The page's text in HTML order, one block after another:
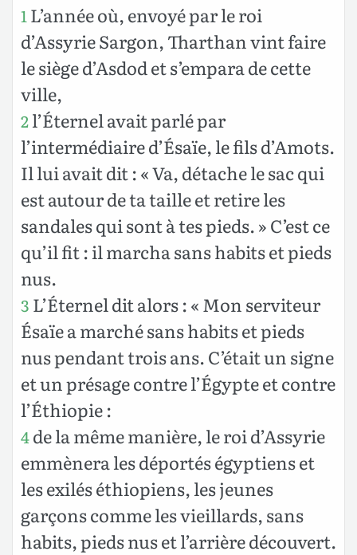
1 L’année où, envoyé par le roi
d’Assyrie Sargon, Tharthan vint faire
le siège d’Asdod et s’empara de cette
ville,
2l’Éternel avait parlé par
l’intermédiaire d’Ésaïe, le fils d’Amots.
Il lui avait dit : « Va, détache le sac qui
est autour de ta taille et retire les
sandales qui sont à tes pieds. » C’est ce
qu’il fit : il marcha sans habits et pieds
nus.
3 L’Éternel dit alors : « Mon serviteur
Ésaïe a marché sans habits et pieds
nus pendant trois ans. C’était un signe
et un présage contre l’Égypte et contre
l’Éthiopie :
4de la même manière, le roi d’Assyrie
emmènera les déportés égyptiens et
les exilés éthiopiens, les jeunes
garçons comme les vieillards, sans
habits, pieds nus et l’arrière découvert.